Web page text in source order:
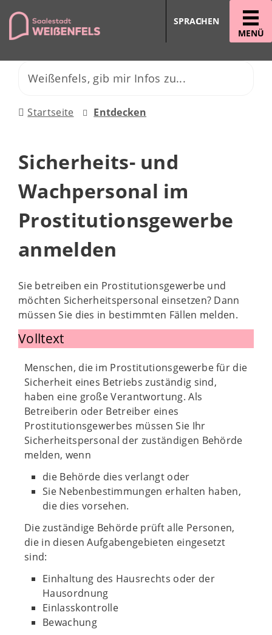
MENÜ
SPRACHEN
Startseite Entdecken
Sicherheits- und
Wachpersonal im
Prostitutionsgewerbe
anmelden
Sie betreiben ein Prostitutionsgewerbe und
möchten Sicherheitspersonal einsetzen? Dann
müssen Sie dies in bestimmten Fällen melden.
Volltext
Menschen, die im Prostitutionsgewerbe für die
Sicherheit eines Betriebs zuständig sind,
haben eine große Verantwortung. Als
Betreiberin oder Betreiber eines
Prostitutionsgewerbes müssen Sie Ihr
Sicherheitspersonal der zuständigen Behörde
melden, wenn
die Behörde dies verlangt oder
Sie Nebenbestimmungen erhalten haben,
die dies vorsehen.
Die zuständige Behörde prüft alle Personen,
die in diesen Aufgabengebieten eingesetzt
sind:
Einhaltung des Hausrechts oder der
Hausordnung
Einlasskontrolle
Bewachung